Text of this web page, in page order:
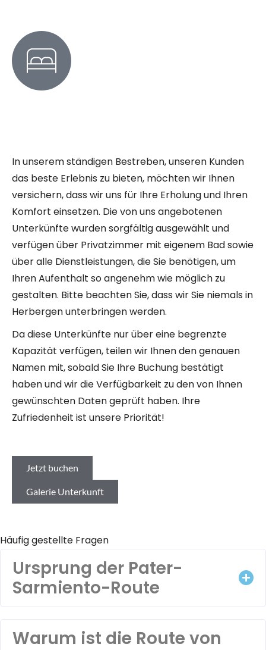
In unserem ständigen Bestreben, unseren Kunden
das beste Erlebnis zu bieten, möchten wir Ihnen
versichern, dass wir uns für Ihre Erholung und Ihren
Komfort einsetzen. Die von uns angebotenen
Unterkünfte wurden sorgfältig ausgewählt und
verfügen über Privatzimmer mit eigenem Bad sowie
über alle Dienstleistungen, die Sie benötigen, um
Ihren Aufenthalt so angenehm wie möglich zu
gestalten. Bitte beachten Sie, dass wir Sie niemals in
Herbergen unterbringen werden.
Da diese Unterkünfte nur über eine begrenzte
Kapazität verfügen, teilen wir Ihnen den genauen
Namen mit, sobald Sie Ihre Buchung bestätigt
haben und wir die Verfügbarkeit zu den von Ihnen
gewünschten Daten geprüft haben. Ihre
Zufriedenheit ist unsere Priorität!
Jetzt buchen
Galerie Unterkunft
Häufig gestellte Fragen
Ursprung der Pater-
Sarmiento-Route
Warum ist die Route von